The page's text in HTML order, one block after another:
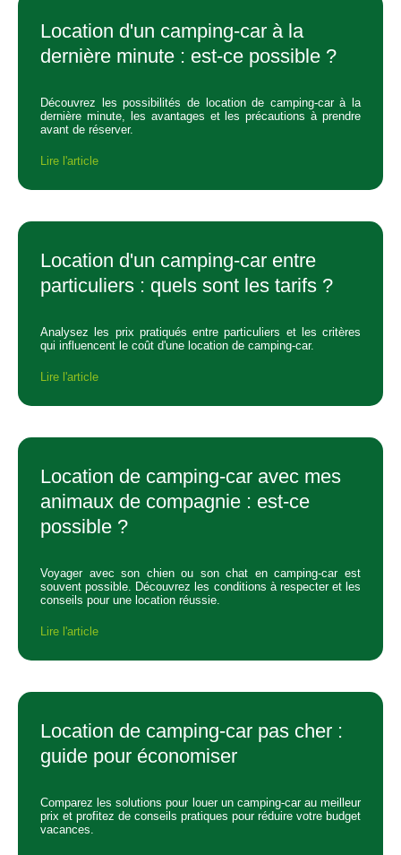
Location d'un camping-car à la
dernière minute : est-ce possible ?
Découvrez les possibilités de location de camping-car à la
dernière minute, les avantages et les précautions à prendre
avant de réserver.
Lire l'article
Location d'un camping-car entre
particuliers : quels sont les tarifs ?
Analysez les prix pratiqués entre particuliers et les critères
qui influencent le coût d'une location de camping-car.
Lire l'article
Location de camping-car avec mes
animaux de compagnie : est-ce
possible ?
Voyager avec son chien ou son chat en camping-car est
souvent possible. Découvrez les conditions à respecter et les
conseils pour une location réussie.
Lire l'article
Location de camping-car pas cher :
guide pour économiser
Comparez les solutions pour louer un camping-car au meilleur
prix et profitez de conseils pratiques pour réduire votre budget
vacances.